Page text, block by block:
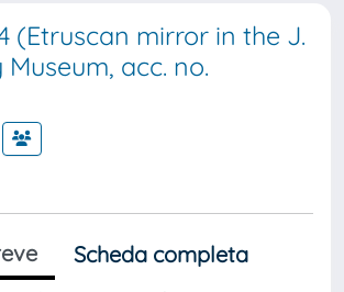
(Etruscan mirror in the J.
Museum, acc. no.
Scheda completa